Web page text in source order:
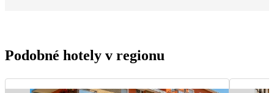
Podobné hotely v regionu